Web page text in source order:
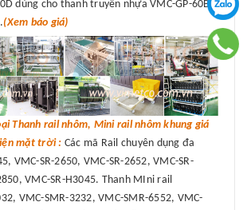
dùng cho thanh truyền nhựa VMC-GP-60B
(Xem báo giá)
Thanh rail nhôm, Mini rail nhôm khung giá
mặt trời : Các mã Rail chuyên dụng đa
VMC-SR-2650, VMC-SR-2652, VMC-SR-
VMC-SR-H3045. Thanh MIni rail
VMC-SMR-3232, VMC-SMR-6552, VMC-